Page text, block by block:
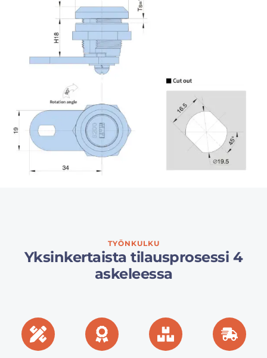
TYÖNKULKU
Yksinkertaista tilausprosessi 4
askeleessa